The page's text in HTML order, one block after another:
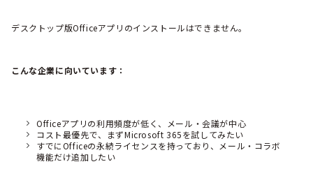
デスクトップ版Officeアプリのインストールはできません。
こんな企業に向いています：
Officeアプリの利用頻度が低く、メール・会議が中心
コスト最優先で、まずMicrosoft 365を試してみたい
すでにOfficeの永続ライセンスを持っており、メール・コラボ
機能だけ追加したい